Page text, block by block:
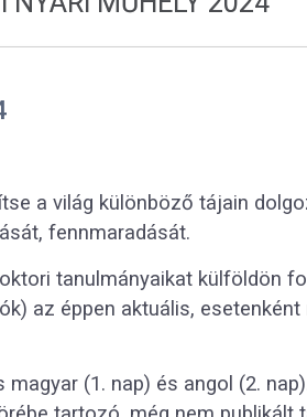
a világ különböző tájain
fennmaradását.
tanulmányaikat külföldön
az éppen aktuális,
(1. nap) és angol (2.